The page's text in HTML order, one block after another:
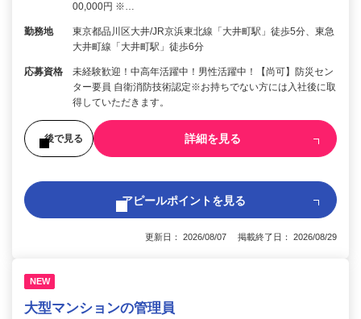
00,000円 ※…
勤務地
東京都品川区大井/JR京浜東北線「大井町駅」徒歩5分、東急
大井町線「大井町駅」徒歩6分
応募資格
未経験歓迎！中高年活躍中！男性活躍中！【尚可】防災セン
ター要員 自衛消防技術認定※お持ちでない方には入社後に取
得していただきます。
後で見る 詳細を見る
アピールポイントを見る
更新日： 2026/08/07 掲載終了日： 2026/08/29
NEW
大型マンションの管理員